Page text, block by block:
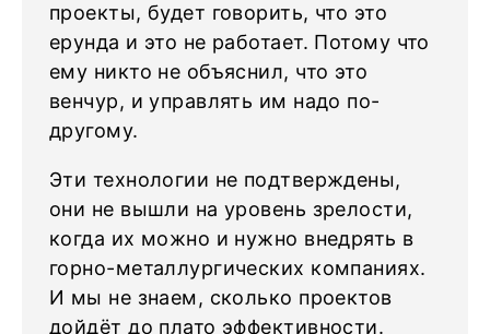
проекты, будет говорить, что это
ерунда и это не работает. Потому что
ему никто не объяснил, что это
венчур, и управлять им надо по-
другому.
Эти технологии не подтверждены,
они не вышли на уровень зрелости,
когда их можно и нужно внедрять в
горно-металлургических компаниях.
И мы не знаем, сколько проектов
дойдёт до плато эффективности.